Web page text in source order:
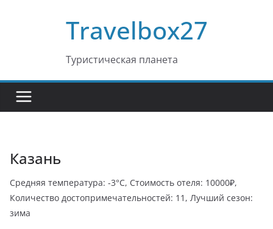
Travelbox27
Туристическая планета
Казань
Средняя температура: -3°C, Стоимость отеля: 10000₽,
Количество достопримечательностей: 11, Лучший сезон:
зима